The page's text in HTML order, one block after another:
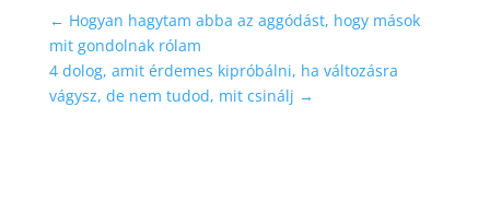
← Hogyan hagytam abba az aggódást, hogy mások
mit gondolnak rólam
4 dolog, amit érdemes kipróbálni, ha változásra
vágysz, de nem tudod, mit csinálj →